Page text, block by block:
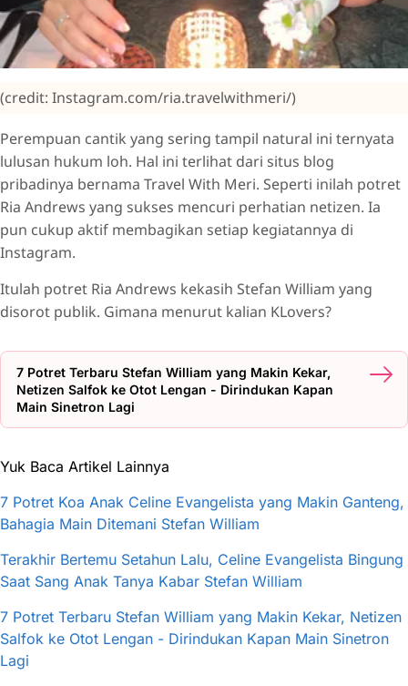
(credit: Instagram.com/ria.travelwithmeri/)
Perempuan cantik yang sering tampil natural ini ternyata
lulusan hukum loh. Hal ini terlihat dari situs blog
pribadinya bernama Travel With Meri. Seperti inilah potret
Ria Andrews yang sukses mencuri perhatian netizen. Ia
pun cukup aktif membagikan setiap kegiatannya di
Instagram.
Itulah potret Ria Andrews kekasih Stefan William yang
disorot publik. Gimana menurut kalian KLovers?
7 Potret Terbaru Stefan William yang Makin Kekar,
Netizen Salfok ke Otot Lengan - Dirindukan Kapan
Main Sinetron Lagi
Yuk Baca Artikel Lainnya
7 Potret Koa Anak Celine Evangelista yang Makin Ganteng,
Bahagia Main Ditemani Stefan William
Terakhir Bertemu Setahun Lalu, Celine Evangelista Bingung
Saat Sang Anak Tanya Kabar Stefan William
7 Potret Terbaru Stefan William yang Makin Kekar, Netizen
Salfok ke Otot Lengan - Dirindukan Kapan Main Sinetron
Lagi